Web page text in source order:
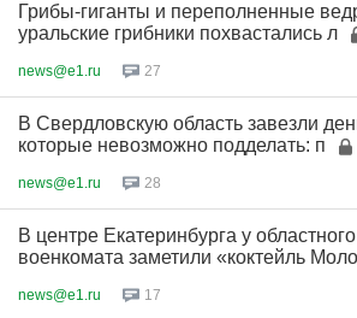
Грибы-гиганты и переполненные
уральские грибники похвастались л
news@e1.ru 27
В Свердловскую область завезли
которые невозможно подделать: п
news@e1.ru 28
В центре Екатеринбурга у областного
военкомата заметили «коктейль Моло
news@e1.ru 17